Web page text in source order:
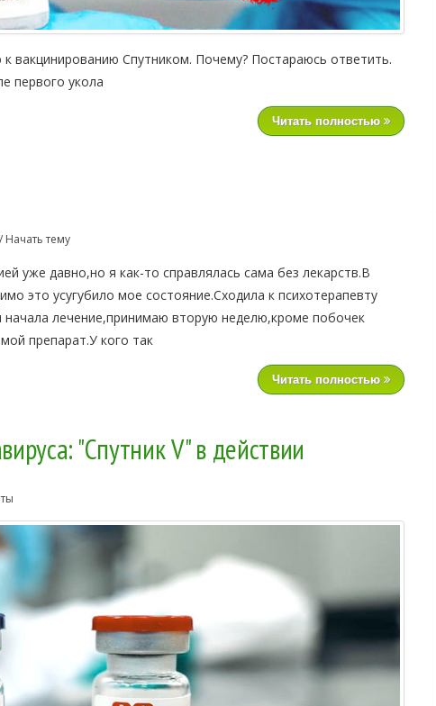
вакцинированию Спутником. Почему? Постараюсь ответить.
первого укола
Читать полностью
Начать тему
уже давно,но я как-то справлялась сама без лекарств.В
это усугубило мое состояние.Сходила к психотерапевту
начала лечение,принимаю вторую неделю,кроме побочек
препарат.У кого так
Читать полностью
"Спутник V" в действии